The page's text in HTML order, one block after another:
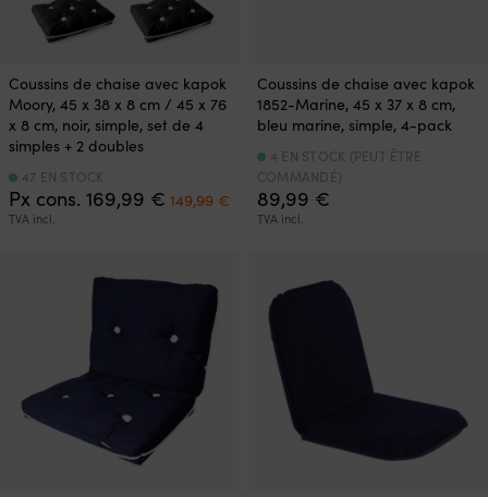
Coussins de chaise avec kapok
Moory, 45 x 38 x 8 cm / 45 x 76
x 8 cm, noir, simple, set de 4
simples + 2 doubles
Px cons. 169,99 € Le
prix
169,99 €.
149,99 €
prix
TVA incl.
47 EN STOCK
Coussins de chaise avec kapok
1852-Marine, 45 x 37 x 8 cm,
bleu marine, simple, 4-pack
89,99 €
TVA incl.
4 EN STOCK (PEUT ÊTRE
COMMANDÉ)